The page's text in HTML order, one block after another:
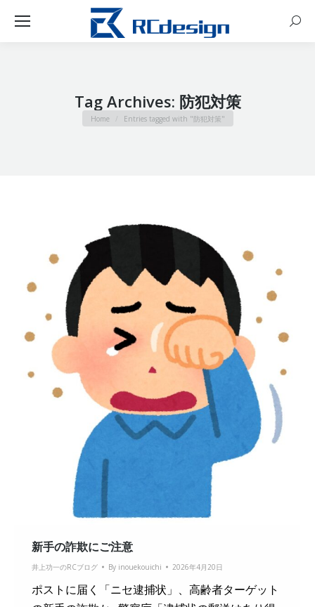
Tag Archives: 防犯対策
You are here:
Home Entries tagged with "防犯対策"
新手の詐欺にご注意
井上功一のRCブログ By inouekouichi 2026年4月20日
ポストに届く「ニセ逮捕状」、高齢者ターゲット